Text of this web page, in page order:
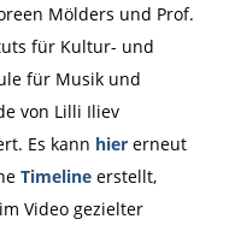
Mölders und Prof.
für Kultur- und
für Musik und
von Lilli Iliev
Es kann hier erneut
Timeline erstellt,
Video gezielter